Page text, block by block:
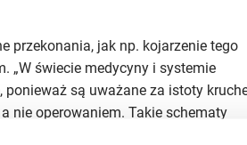
przekonania, jak np. kojarzenie tego
„W świecie medycyny i systemie
są uważane za istoty
nie operowaniem. Takie schematy
lat, dlatego potem